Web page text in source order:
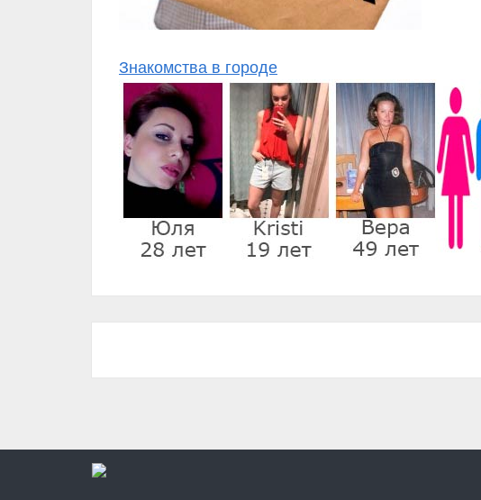
Знакомства в городе